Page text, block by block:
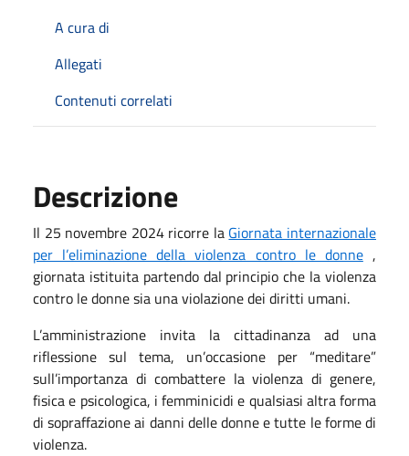
A cura di
Allegati
Contenuti correlati
Descrizione
Il 25 novembre 2024 ricorre la Giornata internazionale
per l’eliminazione della violenza contro le donne,
giornata istituita partendo dal principio che la violenza
contro le donne sia una violazione dei diritti umani.
L’amministrazione invita la cittadinanza ad una
riflessione sul tema, un’occasione per “meditare”
sull’importanza di combattere la violenza di genere,
fisica e psicologica, i femminicidi e qualsiasi altra forma
di sopraffazione ai danni delle donne e tutte le forme di
violenza.